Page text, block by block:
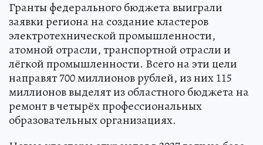
Гранты федерального бюджета выиграли
заявки региона на создание кластеров
электротехнической промышленности,
атомной отрасли, транспортной отрасли и
лёгкой промышленности. Всего на эти цели
направят 700 миллионов рублей, из них 115
миллионов выделят из областного бюджета на
ремонт в четырёх профессиональных
образовательных организациях.